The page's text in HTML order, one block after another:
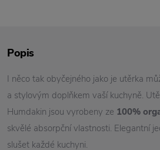
Popis
I něco tak obyčejného jako je utěrka
a stylovým doplňkem vaší kuchyně.
Humdakin jsou vyrobeny ze 100%
skvělé absorpční vlastnosti. Elegantní
slušet každé kuchyni.